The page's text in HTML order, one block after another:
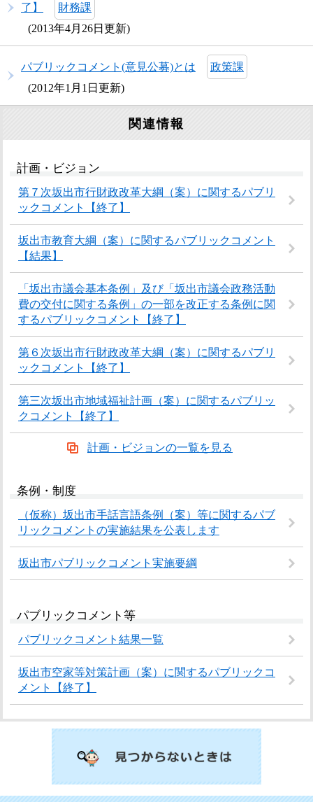
了】
財務課
2013年4月26日更新
パブリックコメント(意見公募)とは
政策課
2012年1月1日更新
関連情報
計画・ビジョン
第７次坂出市行財政改革大綱（案）に関するパブリ
ックコメント【終了】
坂出市教育大綱（案）に関するパブリックコメント
【結果】
「坂出市議会基本条例」及び「坂出市議会政務活動
費の交付に関する条例」の一部を改正する条例に関
するパブリックコメント【終了】
第６次坂出市行財政改革大綱（案）に関するパブリ
ックコメント【終了】
第三次坂出市地域福祉計画（案）に関するパブリッ
クコメント【終了】
計画・ビジョンの一覧を見る
条例・制度
（仮称）坂出市手話言語条例（案）等に関するパブ
リックコメントの実施結果を公表します
坂出市パブリックコメント実施要綱
パブリックコメント等
パブリックコメント結果一覧
坂出市空家等対策計画（案）に関するパブリックコ
メント【終了】